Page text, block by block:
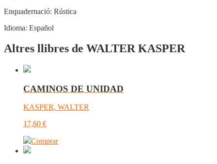
Enquadernació: Rústica
Idioma: Español
Altres llibres de WALTER KASPER
CAMINOS DE UNIDAD
KASPER, WALTER
17,60 €
Comprar